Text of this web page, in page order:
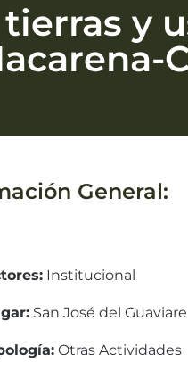
y
General:
Institucional
San José del Guaviare
Otras Actividades